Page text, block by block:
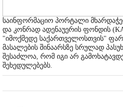
საინფორმაციო პორტალი
და კონრად ადენაუერის ფონდის
"იმოქმედე საქართველოსთვის"
მასალების შინაარსზე სრულად
შესაძლოა, რომ იგი არ
შეხედულებებს.